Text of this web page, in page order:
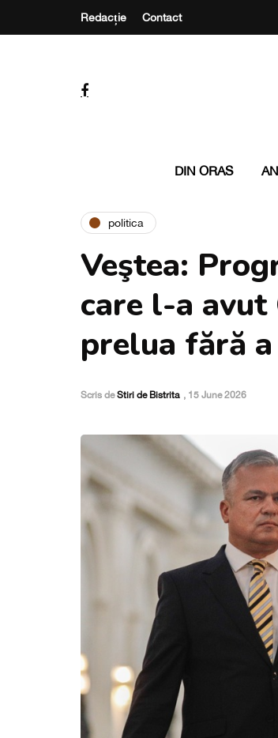
Redacție Contact
DIN ORAS
politica
Veştea:
care l-a
prelua fără
Scris deStiri de Bistrita , 15 June 2026